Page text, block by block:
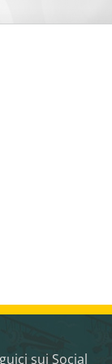
sui Social